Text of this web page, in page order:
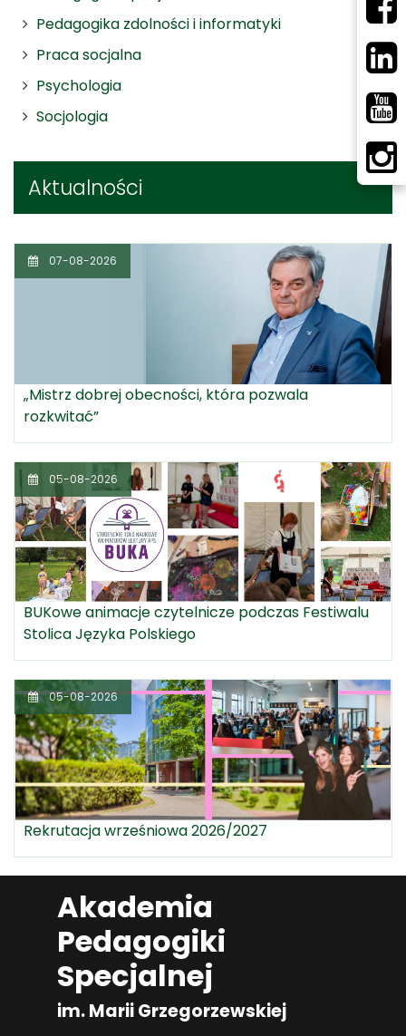
Pedagogika zdolności i informatyki
Praca socjalna
Psychologia
Socjologia
Aktualności
07-08-2026
„Mistrz dobrej obecności, która pozwala
rozkwitać”
05-08-2026
BUKowe animacje czytelnicze podczas Festiwalu
Stolica Języka Polskiego
05-08-2026
Rekrutacja wrześniowa 2026/2027
Akademia
Pedagogiki
Specjalnej
im. Marii Grzegorzewskiej